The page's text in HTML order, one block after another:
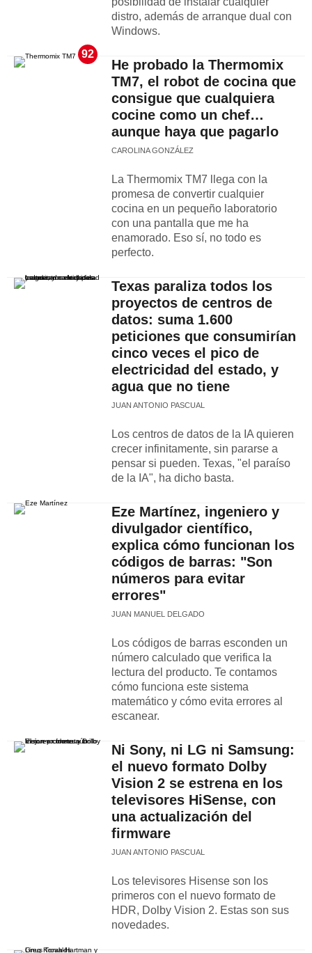
distro, además de arranque dual con
Windows.
92
He probado la Thermomix
TM7, el robot de cocina que
consigue que cualquiera
cocine como un chef…
aunque haya que pagarlo
CAROLINA GONZÁLEZ
La Thermomix TM7 llega con la
promesa de convertir cualquier
cocina en un pequeño laboratorio
con una pantalla que me ha
enamorado. Eso sí, no todo es
perfecto.
Texas paraliza todos los
proyectos de centros de
datos: suma 1.600
peticiones que consumirían
cinco veces el pico de
electricidad del estado, y
agua que no tiene
JUAN ANTONIO PASCUAL
Los centros de datos de la IA quieren
crecer infinitamente, sin pararse a
pensar si pueden. Texas, "el paraíso
de la IA", ha dicho basta.
Eze Martínez, ingeniero y
divulgador científico,
explica cómo funcionan los
códigos de barras: "Son
números para evitar
errores"
JUAN MANUEL DELGADO
Los códigos de barras esconden un
número calculado que verifica la
lectura del producto. Te contamos
cómo funciona este sistema
matemático y cómo evita errores al
escanear.
Ni Sony, ni LG ni Samsung:
el nuevo formato Dolby
Vision 2 se estrena en los
televisores HiSense, con
una actualización del
firmware
JUAN ANTONIO PASCUAL
Los televisores Hisense son los
primeros con el nuevo formato de
HDR, Dolby Vision 2. Estas son sus
novedades.